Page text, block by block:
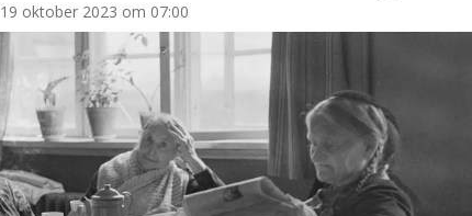
19 oktober 2023 om 07:00